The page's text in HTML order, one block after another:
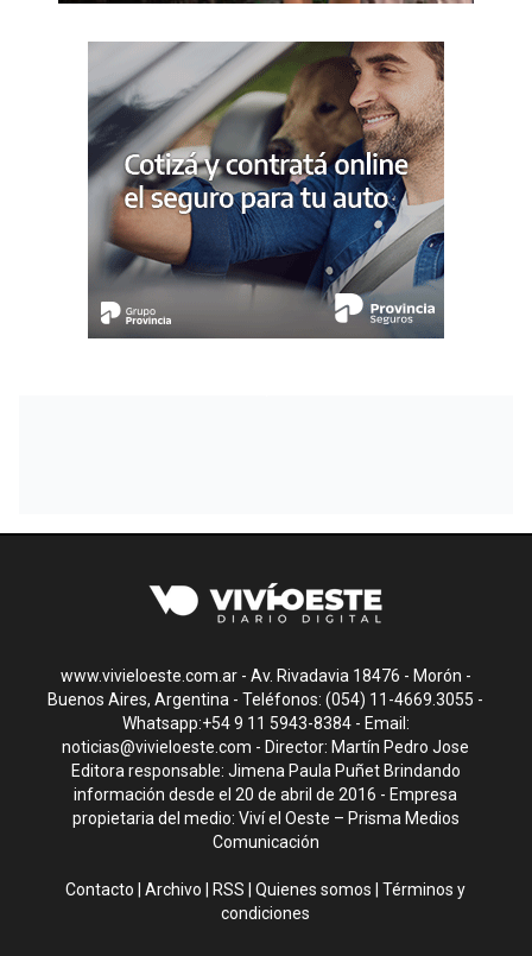
www.vivieloeste.com.ar - Av. Rivadavia 18476 - Morón -
Buenos Aires, Argentina - Teléfonos: (054) 11-4669.3055 -
Whatsapp:+54 9 11 5943-8384 - Email:
noticias@vivieloeste.com - Director: Martín Pedro Jose
Editora responsable: Jimena Paula Puñet Brindando
información desde el 20 de abril de 2016 - Empresa
propietaria del medio: Viví el Oeste – Prisma Medios
Comunicación
Contacto |Archivo RSS |Quienes somos |Términos y
condiciones